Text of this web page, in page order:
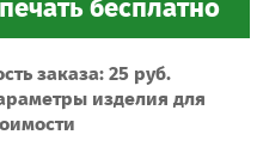
заказа: 25 руб.
изделия для